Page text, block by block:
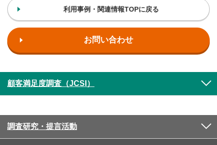
利用事例・関連情報TOPに戻る
お問い合わせ
顧客満足度調査（JCSI）
調査研究・提言活動